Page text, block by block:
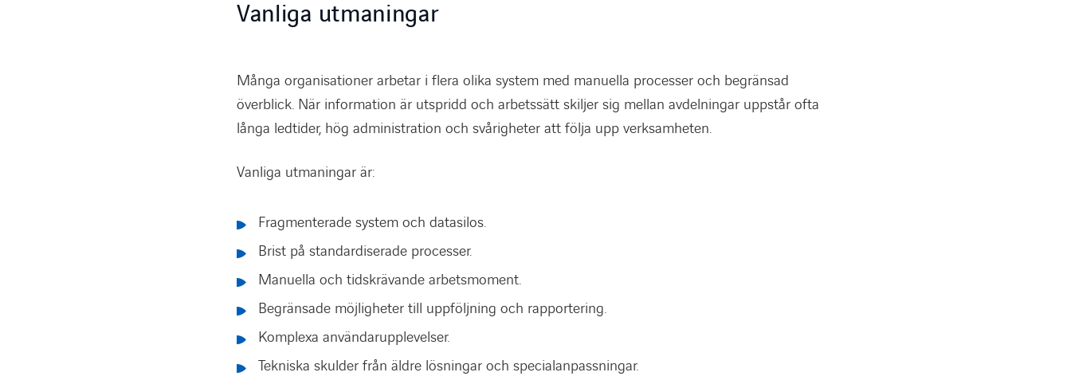
Vanliga utmaningar
Många organisationer arbetar i flera olika system med manuella processer och begränsad
överblick. När information är utspridd och arbetssätt skiljer sig mellan avdelningar uppstår ofta
långa ledtider, hög administration och svårigheter att följa upp verksamheten.
Vanliga utmaningar är:
Fragmenterade system och datasilos.
Brist på standardiserade processer.
Manuella och tidskrävande arbetsmoment.
Begränsade möjligheter till uppföljning och rapportering.
Komplexa användarupplevelser.
Tekniska skulder från äldre lösningar och specialanpassningar.